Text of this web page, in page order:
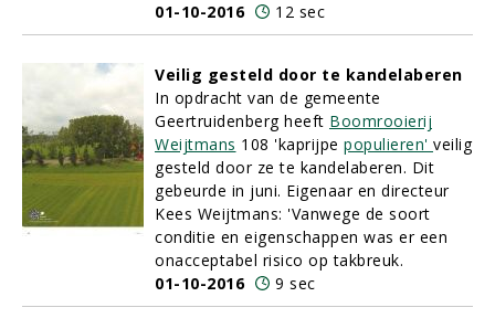
01-10-2016
12 sec
Veilig gesteld door te kandelaberen
In opdracht van de gemeente
Geertruidenberg heeft Boomrooierij
Weijtmans 108 'kaprijpe populieren' veilig
gesteld door ze te kandelaberen. Dit
gebeurde in juni. Eigenaar en directeur
Kees Weijtmans: 'Vanwege de soort
conditie en eigenschappen was er een
onacceptabel risico op takbreuk.
01-10-2016
9 sec